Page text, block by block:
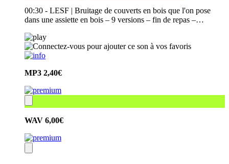
00:30 - LESF | Bruitage de couverts en bois que l'on pose
dans une assiette en bois – 9 versions – fin de repas –…
MP3 2,40€
WAV 6,00€